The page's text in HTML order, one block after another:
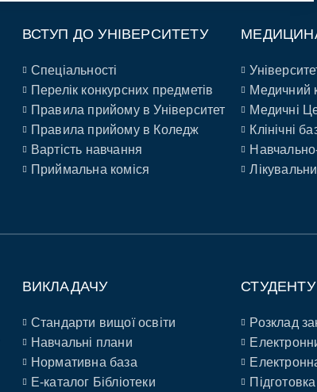
ВСТУП ДО УНІВЕРСИТЕТУ
Спеціальності
Перелік конкурсних предметів
Правила прийому в Університет
Правила прийому в Коледж
Вартість навчання
Приймальна коміся
Медичний
Медичні
Клінічні
ВИКЛАДАЧУ
Стандарти вищої освіти
Навчальні плани
Нормативна база
E-каталог Бібліотеки
СТУДЕНТУ
Розклад